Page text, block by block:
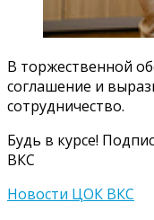
В торжественной
соглашение и
сотрудничество.
Будь в курсе!
ВКС
Новости ЦОК ВКС